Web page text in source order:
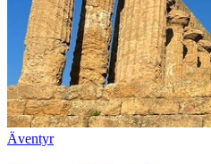
Äventyr